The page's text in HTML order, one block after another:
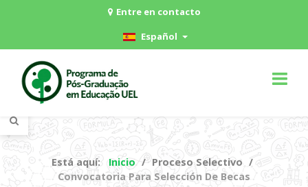
Entre en contacto
Español
Está aquí: Inicio
Proceso Selectivo
Convocatoria Para Selección De Becas